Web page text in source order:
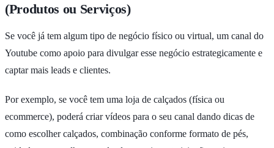
(Produtos ou Serviços)
Se você já tem algum tipo de negócio físico ou virtual, um canal do
Youtube como apoio para divulgar esse negócio estrategicamente e
captar mais leads e clientes.
Por exemplo, se você tem uma loja de calçados (física ou
ecommerce), poderá criar vídeos para o seu canal dando dicas de
como escolher calçados, combinação conforme formato de pés,